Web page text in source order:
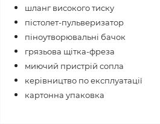
шланг високого тиску
пістолет-пульверизатор
піноутворювальні бачок
грязьова щітка-фреза
миючий пристрій сопла
керівництво по експлуатації
картонна упаковка